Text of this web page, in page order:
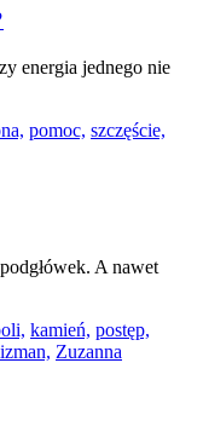
energia jednego nie
pomoc, szczęście,
A nawet
kamień, postęp,
Zuzanna